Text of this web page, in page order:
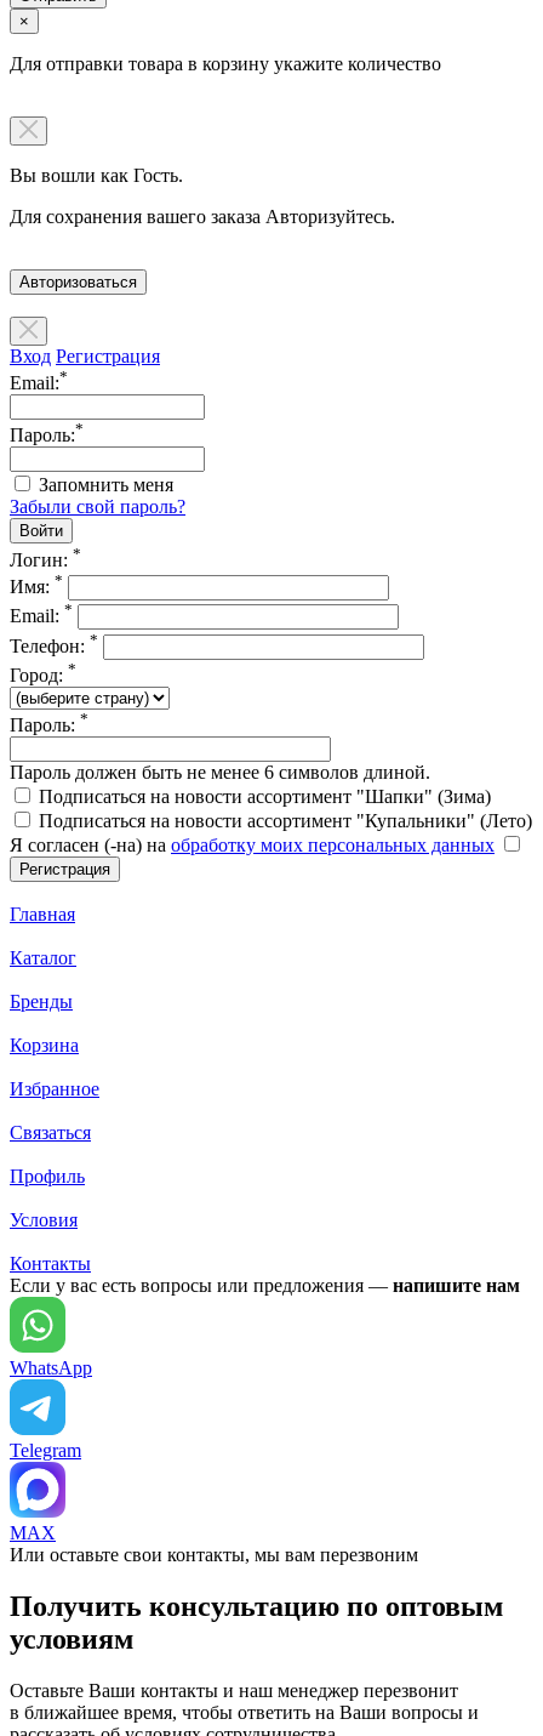
×
Для отправки товара в корзину укажите количество
Вы вошли как Гость.
Для сохранения вашего заказа Авторизуйтесь.
Авторизоваться
Вход Регистрация
Email:*
Пароль:*
Запомнить меня
Забыли свой пароль?
Логин: *
Имя: *
Email: *
Телефон: *
Город: *
Пароль: *
Пароль должен быть не менее 6 символов длиной.
Подписаться на новости ассортимент "Шапки" (Зима)
Подписаться на новости ассортимент "Купальники" (Лето)
Я согласен (-на) на обработку моих персональных данных
Главная
Каталог
Бренды
Корзина
Избранное
Связаться
Профиль
Условия
Контакты
Если у вас есть вопросы или предложения — напишите нам
WhatsApp
Telegram
MAX
Или оставьте свои контакты, мы вам перезвоним
Получить консультацию по оптовым
условиям
Оставьте Ваши контакты и наш менеджер перезвонит
в ближайшее время, чтобы ответить на Ваши вопросы и